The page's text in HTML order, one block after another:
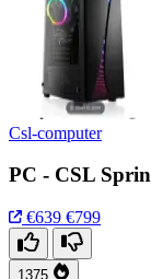
Csl-computer
PC - CSL
€639 €799
1375